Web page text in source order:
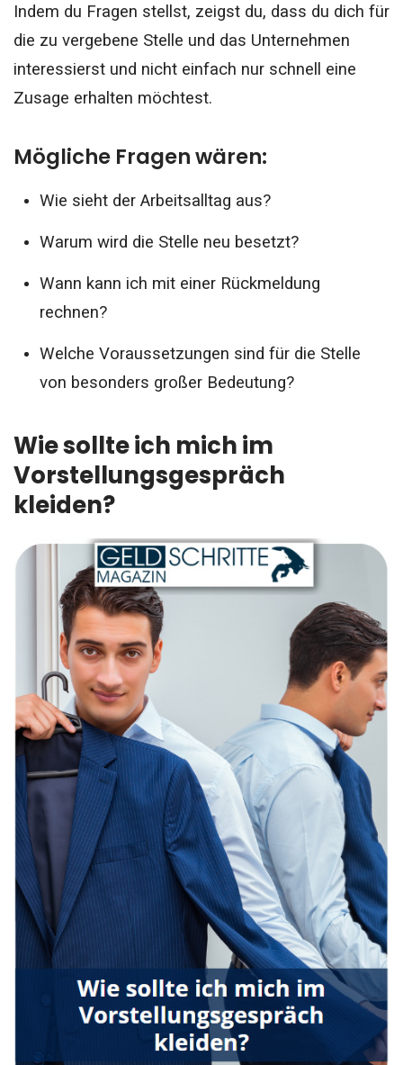
Indem du Fragen stellst, zeigst du, dass du dich für
die zu vergebene Stelle und das Unternehmen
interessierst und nicht einfach nur schnell eine
Zusage erhalten möchtest.
Mögliche Fragen wären:
Wie sieht der Arbeitsalltag aus?
Warum wird die Stelle neu besetzt?
Wann kann ich mit einer Rückmeldung
rechnen?
Welche Voraussetzungen sind für die Stelle
von besonders großer Bedeutung?
Wie sollte ich mich im
Vorstellungsgespräch
kleiden?